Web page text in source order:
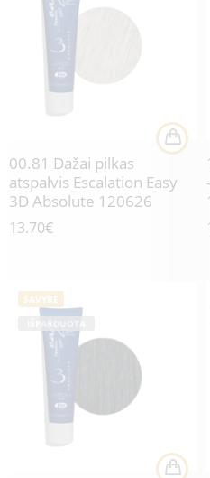
00.81 Dažai pilkas
atspalvis Escalation Easy
3D Absolute 120626
13.70€
SAVYBĖ
IŠPARDUOTA